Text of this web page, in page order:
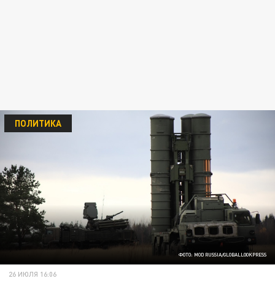
ФОТО: MOD RUSSIA/GLOBALLOOKPRESS
ПОЛИТИКА
26 ИЮЛЯ 16:06